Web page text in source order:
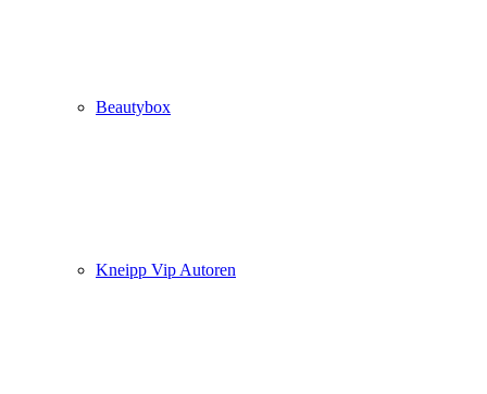
Beautybox
Kneipp Vip Autoren